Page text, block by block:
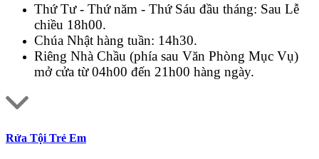
Thứ Tư - Thứ năm - Thứ Sáu đầu tháng: Sau Lễ
chiều 18h00.
Chúa Nhật hàng tuần: 14h30.
Riêng Nhà Chầu (phía sau Văn Phòng Mục Vụ)
mở cửa từ 04h00 đến 21h00 hàng ngày.
Rửa Tội Trẻ Em